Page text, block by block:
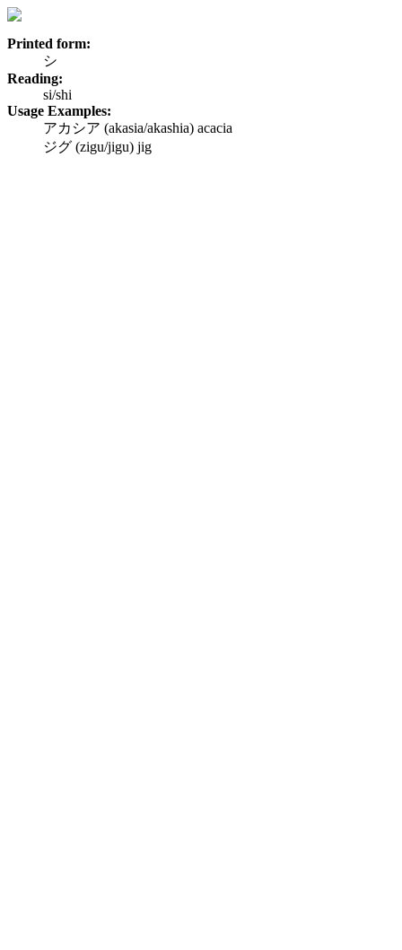
Printed form:
シ
Reading:
si/shi
Usage Examples:
アカシア (akasia/akashia) acacia
ジグ (zigu/jigu) jig